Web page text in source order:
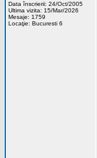
Data înscrierii: 24/Oct/2005
Ultima vizita: 15/Mar/2026
Mesaje: 1759
Locaţie: Bucuresti 6